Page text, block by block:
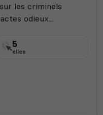
les criminels
odieux...
5
clics